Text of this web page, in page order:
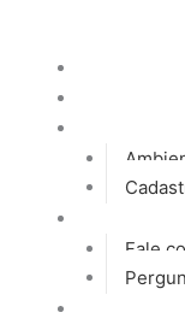
conteúdo
Fale